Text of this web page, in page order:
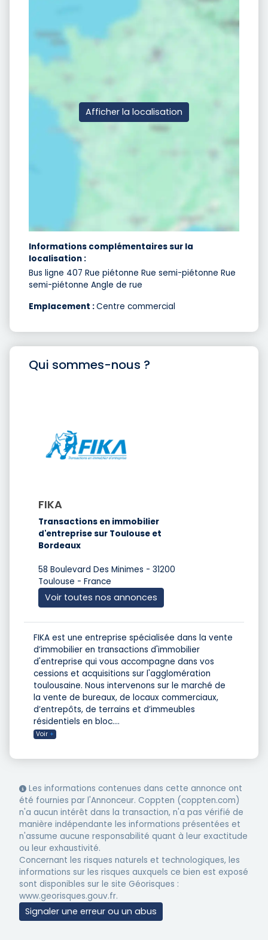
Afficher la localisation
Informations complémentaires sur la
localisation :
Bus ligne 407 Rue piétonne Rue semi-piétonne Rue
semi-piétonne Angle de rue
Emplacement :Centre commercial
Qui sommes-nous ?
FIKA
Transactions en immobilier
d'entreprise sur Toulouse et
Bordeaux
58 Boulevard Des Minimes - 31200
Toulouse - France
Voir toutes nos annonces
FIKA est une entreprise spécialisée dans la vente
d’immobilier en transactions d'immobilier
d'entreprise qui vous accompagne dans vos
cessions et acquisitions sur l'agglomération
toulousaine. Nous intervenons sur le marché de
la vente de bureaux, de locaux commerciaux,
d’entrepôts, de terrains et d’immeubles
résidentiels en bloc....
Voir +
Les informations contenues dans cette annonce ont
été fournies par l'Annonceur. Coppten (coppten.com)
n'a aucun intérêt dans la transaction, n'a pas vérifié de
manière indépendante les informations présentées et
n'assume aucune responsabilité quant à leur exactitude
ou leur exhaustivité.
Concernant les risques naturels et technologiques, les
informations sur les risques auxquels ce bien est exposé
sont disponibles sur le site Géorisques :
www.georisques.gouv.fr.
Signaler une erreur ou un abus